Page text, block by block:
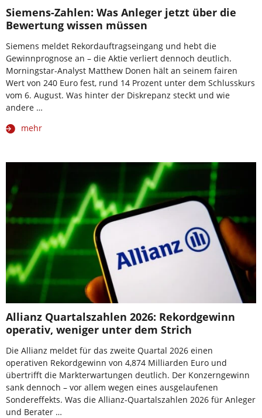
Siemens-Zahlen: Was Anleger jetzt über die
Bewertung wissen müssen
Siemens meldet Rekordauftragseingang und hebt die
Gewinnprognose an – die Aktie verliert dennoch deutlich.
Morningstar-Analyst Matthew Donen hält an seinem fairen
Wert von 240 Euro fest, rund 14 Prozent unter dem Schlusskurs
vom 6. August. Was hinter der Diskrepanz steckt und wie
andere …
mehr
Allianz Quartalszahlen 2026: Rekordgewinn
operativ, weniger unter dem Strich
Die Allianz meldet für das zweite Quartal 2026 einen
operativen Rekordgewinn von 4,874 Milliarden Euro und
übertrifft die Markterwartungen deutlich. Der Konzerngewinn
sank dennoch – vor allem wegen eines ausgelaufenen
Sondereffekts. Was die Allianz-Quartalszahlen 2026 für Anleger
und Berater …